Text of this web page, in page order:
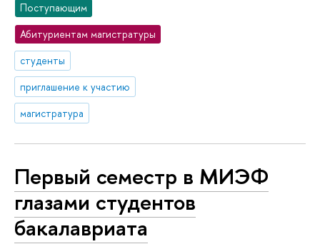
Поступающим
Абитуриентам магистратуры
студенты
приглашение к участию
магистратура
Первый семестр в МИЭФ
глазами студентов
бакалавриата